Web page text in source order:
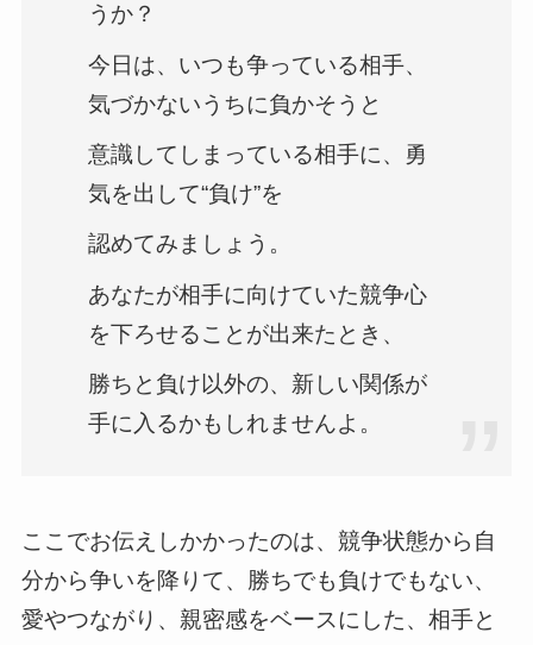
うか？
今日は、いつも争っている相手、
気づかないうちに負かそうと
意識してしまっている相手に、勇
気を出して“負け”を
認めてみましょう。
あなたが相手に向けていた競争心
を下ろせることが出来たとき、
勝ちと負け以外の、新しい関係が
手に入るかもしれませんよ。
ここでお伝えしかかったのは、競争状態から自
分から争いを降りて、勝ちでも負けでもない、
愛やつながり、親密感をベースにした、相手と